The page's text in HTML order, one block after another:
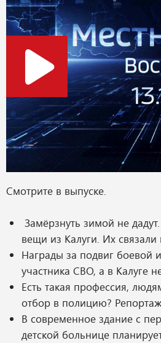
Смотрите в выпуске.
Замёрзнуть зимой не
вещи из Калуги. Их
Награды за подвиг боевой
участника СВО, а в Калуге
Есть такая профессия,
отбор в полицию? Репортаж
В современное здание с
детской больнице